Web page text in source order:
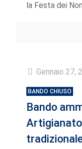
la Festa dei
Gennaio 27,
BANDO CHIUSO
Bando